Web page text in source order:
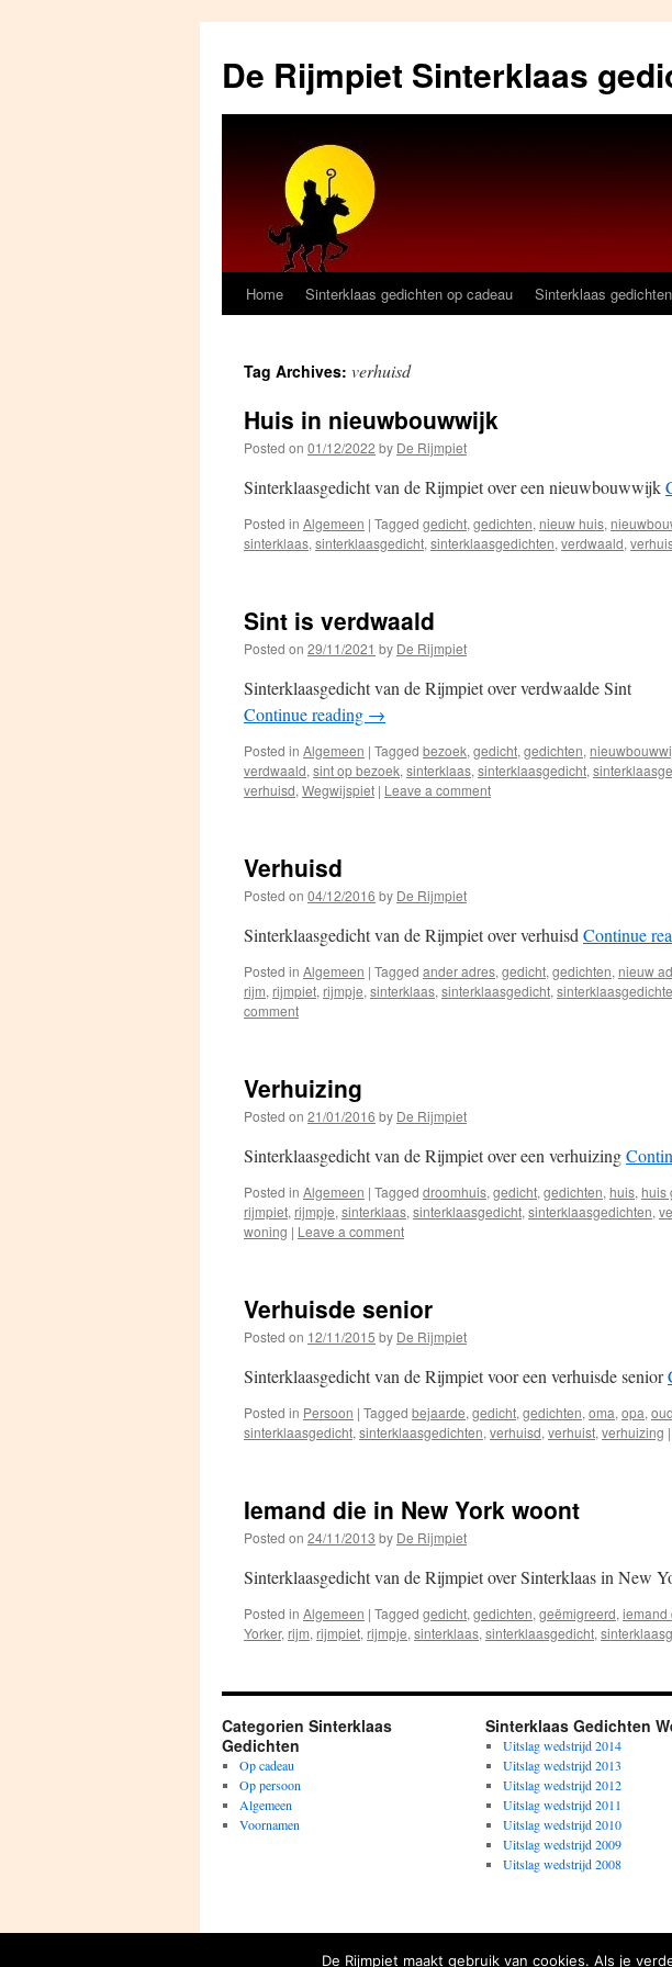
content
De Rijmpiet Sinterklaas
Home Sinterklaas gedichten op cadeau Sinterklaas
Tag Archives: verhuisd
Huis in nieuwbouwwijk
Posted on 01/12/2022 by De Rijmpiet
Sinterklaasgedicht van de Rijmpiet over een nieuwbouwwijk
Posted in Algemeen | Tagged gedicht, gedichten, nieuw huis,
sinterklaas, sinterklaasgedicht, sinterklaasgedichten, verdwaald,
Sint is verdwaald
Posted on 29/11/2021 by De Rijmpiet
Sinterklaasgedicht van de Rijmpiet over verdwaalde Sint
Continue reading →
Posted in Algemeen | Tagged bezoek, gedicht, gedichten,
verdwaald, sint op bezoek, sinterklaas, sinterklaasgedicht,
verhuisd, Wegwijspiet | Leave a comment
Verhuisd
Posted on 04/12/2016 by De Rijmpiet
Sinterklaasgedicht van de Rijmpiet over verhuisd Continue
Posted in Algemeen | Tagged ander adres, gedicht, gedichten, nieuw
rijm, rijmpiet, rijmpje, sinterklaas, sinterklaasgedicht,
comment
Verhuizing
Posted on 21/01/2016 by De Rijmpiet
Sinterklaasgedicht van de Rijmpiet over een verhuizing
Posted in Algemeen | Tagged droomhuis, gedicht, gedichten, huis, huis
rijmpiet, rijmpje, sinterklaas, sinterklaasgedicht, sinterklaasgedichten,
woning | Leave a comment
Verhuisde senior
Posted on 12/11/2015 by De Rijmpiet
Sinterklaasgedicht van de Rijmpiet voor een verhuisde senior
Posted in Persoon | Tagged bejaarde, gedicht, gedichten, oma, opa,
sinterklaasgedicht, sinterklaasgedichten, verhuisd, verhuist, verhuizing |
Iemand die in New York woont
Posted on 24/11/2013 by De Rijmpiet
Sinterklaasgedicht van de Rijmpiet over Sinterklaas in New
Posted in Algemeen | Tagged gedicht, gedichten, geëmigreerd, iemand
Yorker, rijm, rijmpiet, rijmpje, sinterklaas, sinterklaasgedicht,
Categorien Sinterklaas
Gedichten
Op cadeau
Op persoon
Algemeen
Voornamen
Sinterklaas Gedichten
Uitslag wedstrijd 2014
Uitslag wedstrijd 2013
Uitslag wedstrijd 2012
Uitslag wedstrijd 2011
Uitslag wedstrijd 2010
Uitslag wedstrijd 2009
Uitslag wedstrijd 2008
De Rijmpiet maakt gebruik van cookies. Als je